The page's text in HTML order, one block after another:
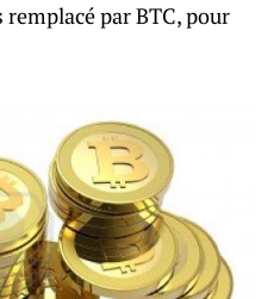
par BTC, pour